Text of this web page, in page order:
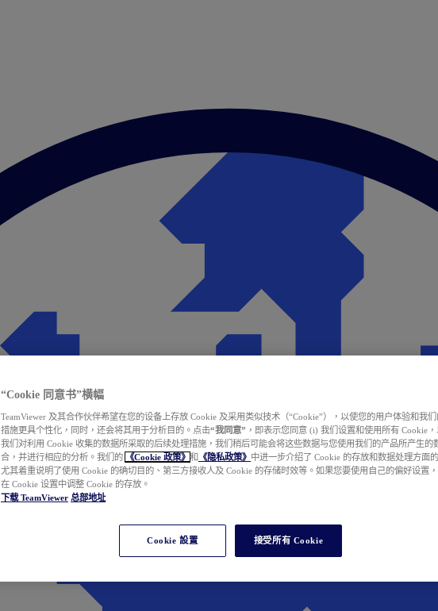
“Cookie 同意书”横幅
TeamViewer 及其合作伙伴希望在您的设备上存放 Cookie 及采用类似技术（“Cookie”），以使您的用户体验和我
措施更具个性化，同时，还会将其用于分析目的。点击“我同意” ，即表示您同意 (i) 我们设置和使用所有 Cookie
我们对利用 Cookie 收集的数据所采取的后续处理措施，我们稍后可能会将这些数据与您使用我们的产品所产生的
合，并进行相应的分析。我们的
《Cookie 政策》 和 《隐私政策》 中进一步介绍了 Cookie 的存放和数据处理方面的
尤其着重说明了使用 Cookie 的确切目的、第三方接收人及 Cookie 的存储时效等。如果您要使用自己的偏好设置
在 Cookie 设置中调整 Cookie 的存放。
下载 TeamViewer 总部地址
Cookie 設置 接受所有 Cookie